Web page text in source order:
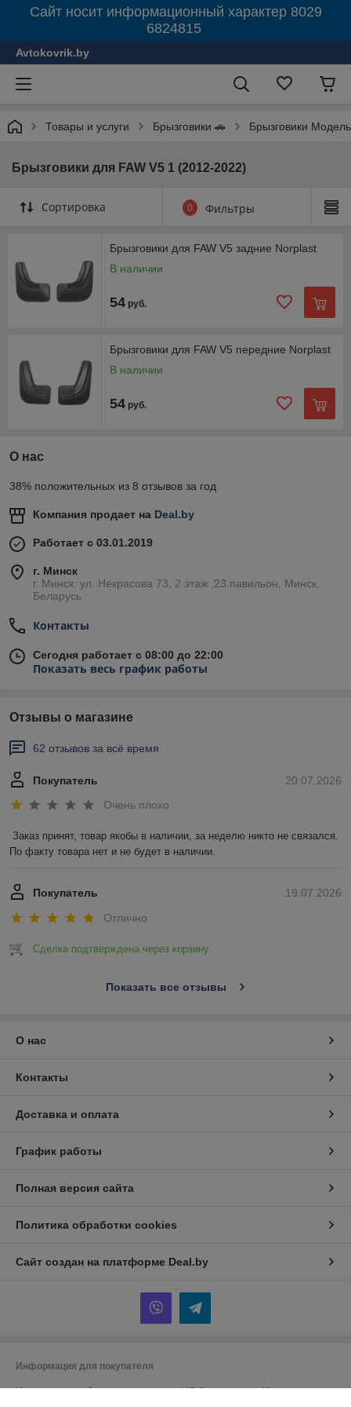
Сайт носит информационный характер 8029
6824815
Avtokovrik.by
Товары и услуги Брызговики 🚗 Брызговики
Брызговики для FAW V5 1 (2012-2022)
Сортировка 0 Фильтры
Брызговики для FAW V5 задние Norplast
В наличии
54 руб.
Брызговики для FAW V5 передние Norplast
В наличии
54 руб.
О нас
38% положительных из 8 отзывов за год
Компания продает на Deal.by
Работает с 03.01.2019
г. Минск
г. Минск. ул. Некрасова 73, 2 этаж ,23 павильон, Минск,
Беларусь
Контакты
Сегодня работает с 08:00 до 22:00
Показать весь график работы
Отзывы о магазине
62 отзывов за всё время
20.07.2026
Покупатель
Очень плохо
Заказ принят, товар якобы в наличии, за неделю никто не связался.
По факту товара нет и не будет в наличии.
19.07.2026
Покупатель
Отлично
Сделка подтверждена через корзину
Показать все отзывы
О нас
Контакты
Доставка и оплата
График работы
Полная версия сайта
Политика обработки cookies
Сайт создан на платформе Deal.by
Информация для покупателя
Индивидуальный предприниматель:ИП Спиридонова Юлия